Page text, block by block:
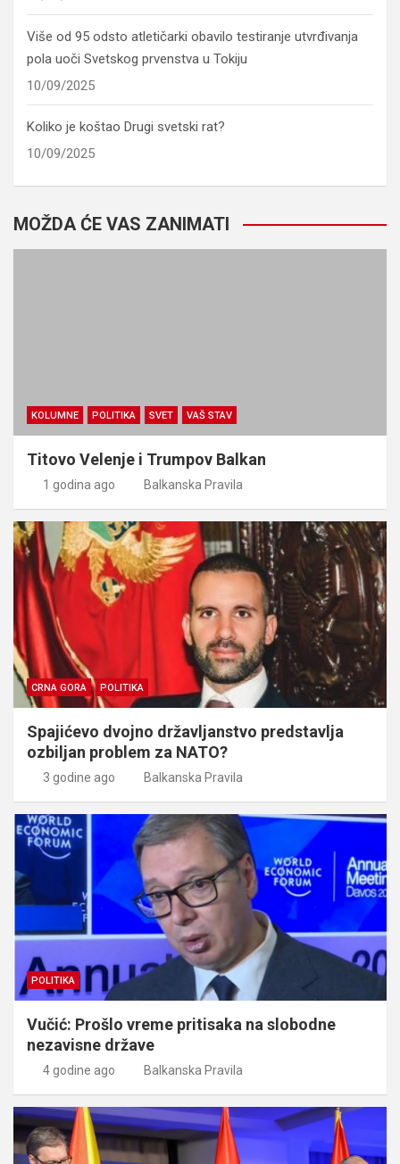
Više od 95 odsto atletičarki obavilo testiranje utvrđivanja
pola uoči Svetskog prvenstva u Tokiju
10/09/2025
Koliko je koštao Drugi svetski rat?
10/09/2025
MOŽDA ĆE VAS ZANIMATI
KOLUMNE POLITIKA SVET VAŠ STAV
Titovo Velenje i Trumpov Balkan
1 godina ago Balkanska Pravila
CRNA GORA POLITIKA
Spajićevo dvojno državljanstvo predstavlja
ozbiljan problem za NATO?
3 godine ago Balkanska Pravila
POLITIKA
Vučić: Prošlo vreme pritisaka na slobodne
nezavisne države
4 godine ago Balkanska Pravila